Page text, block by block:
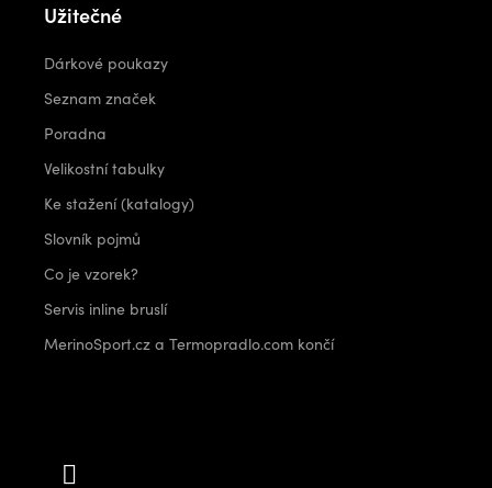
Užitečné
Dárkové poukazy
Seznam značek
Poradna
Velikostní tabulky
Ke stažení (katalogy)
Slovník pojmů
Co je vzorek?
Servis inline bruslí
MerinoSport.cz a Termopradlo.com končí